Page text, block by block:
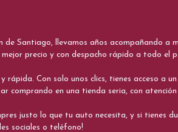
Santiago, llevamos años acompañando
precio y con despacho rápido a todo el
Con solo unos clics, tienes acceso a
comprando en una tienda seria, con
justo lo que tu auto necesita, y si tienes
sociales o teléfono!